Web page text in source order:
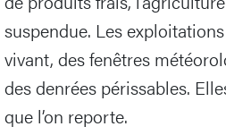
suspendue. Les
vivant, des fenêtres
des denrées périssables.
que l’on reporte.